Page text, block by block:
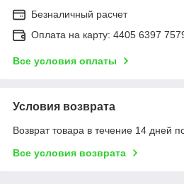
Безналичный расчет
Оплата на карту: 4405 6397
Все условия оплаты
Условия возврата
Возврат товара в течение 14 дней
Все условия возврата